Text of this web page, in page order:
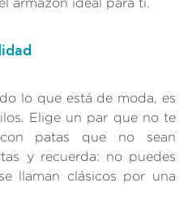
lo que está de moda, es
Elige un par que no te
patas que no sean
y recuerda: no puedes
llaman clásicos por una